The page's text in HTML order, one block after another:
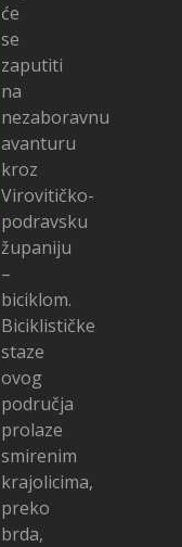
će
se
zaputiti
na
nezaboravnu
avanturu
kroz
Virovitičko-
podravsku
županiju
–
biciklom.
Biciklističke
staze
ovog
područja
prolaze
smirenim
krajolicima,
preko
brda,